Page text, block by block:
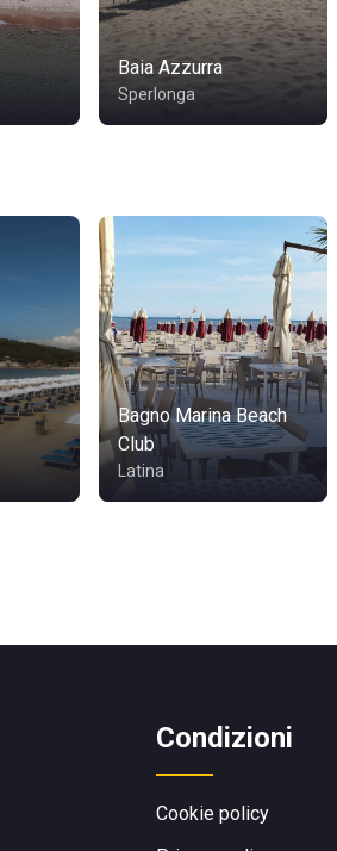
Baia Azzurra
Sperlonga
Bagno Marina Beach
Club
Latina
Condizioni
Cookie policy